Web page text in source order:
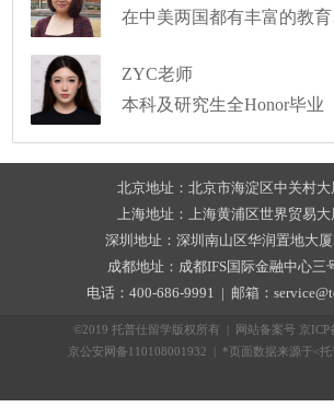
ZYC老师
本科及研究生全Honor毕业
北京地址：北京市海淀区中关村大
上海地址：上海黄浦区世界贸易
深圳地址：深圳南山区华润置地大
成都地址：成都IFS国际金融中心三
电话：400-686-9991 | 邮箱：
©2019 托普仕留学版权所有 | 网站备案号 京ICP
京公安网备110108001932 | *页面数据来源于<